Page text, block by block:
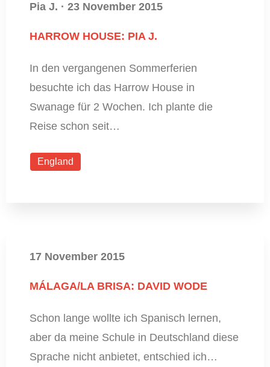
Pia J. · 23 November 2015
HARROW HOUSE: PIA J.
In den vergangenen Sommerferien
besuchte ich das Harrow House in
Swanage für 2 Wochen. Ich plante die
Reise schon seit…
England
17 November 2015
MÁLAGA/LA BRISA: DAVID WODE
Schon lange wollte ich Spanisch lernen,
aber da meine Schule in Deutschland diese
Sprache nicht anbietet, entschied ich…